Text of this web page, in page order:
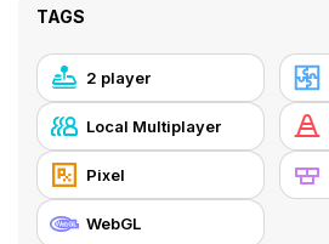
TAGS
2 player
Local Multiplayer
Pixel
WebGL